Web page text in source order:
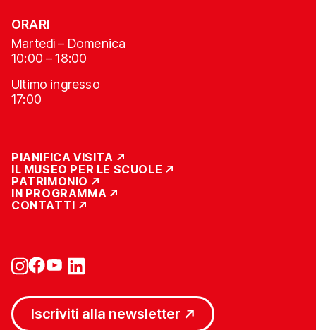
ORARI
Martedì – Domenica
10:00 – 18:00
Ultimo ingresso
17:00
PIANIFICA VISITA
IL MUSEO PER LE SCUOLE
PATRIMONIO
IN PROGRAMMA
CONTATTI
Iscriviti alla newsletter